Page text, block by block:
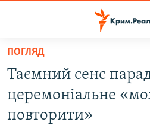
Перейти
основного
матеріалу
Перейти
до
ВІДЕО ТА ФОТО
ПОГЛЯД
Таємний сенс
церемоніальне
повторити»